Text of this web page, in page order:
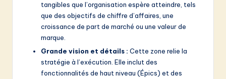
tangibles que l’organisation espère atteindre, tels
que des objectifs de chiffre d’affaires, une
croissance de part de marché ou une valeur de
marque.
Grande vision et détails : Cette zone relie la
stratégie à l’exécution. Elle inclut des
fonctionnalités de haut niveau (Épics) et des